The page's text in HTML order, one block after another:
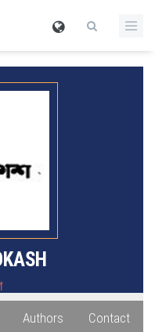
Authors Contact